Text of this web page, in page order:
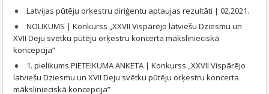
Latvijas pūtēju orķestru diriģentu aptaujas rezultāti | 02.2021.
NOLIKUMS | Konkurss „XXVII Vispārējo latviešu Dziesmu un
XVII Deju svētku pūtēju orķestru koncerta mākslinieciskā
koncepcija”
1. pielikums PIETEIKUMA ANKETA | Konkurss „XXVII Vispārējo
latviešu Dziesmu un XVII Deju svētku pūtēju orķestru koncerta
mākslinieciskā koncepcija”